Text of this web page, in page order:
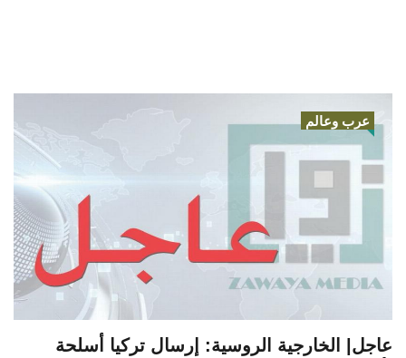
عرب وعالم
عاجل| الخارجية الروسية: إرسال تركيا أسلحة